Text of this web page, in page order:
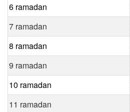
6 ramadan
7 ramadan
8 ramadan
9 ramadan
10 ramadan
11 ramadan